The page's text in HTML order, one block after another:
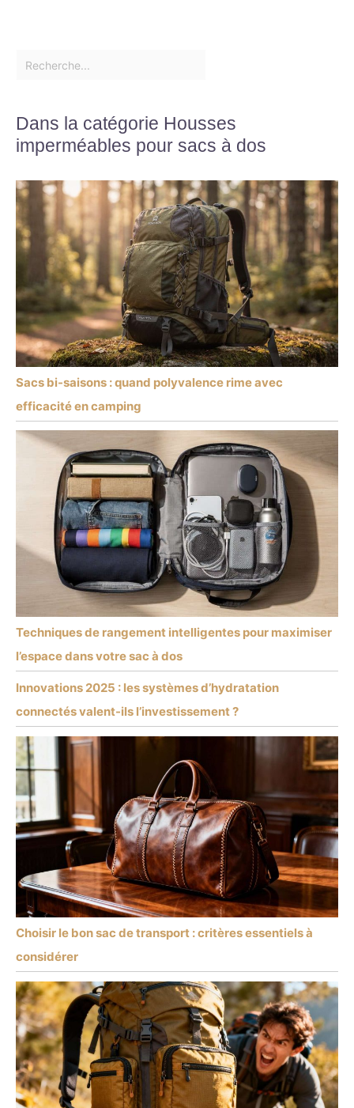
Dans la catégorie Housses
imperméables pour sacs à dos
Sacs bi-saisons : quand polyvalence rime avec
efficacité en camping
Techniques de rangement intelligentes pour maximiser
l’espace dans votre sac à dos
Innovations 2025 : les systèmes d’hydratation
connectés valent-ils l’investissement ?
Choisir le bon sac de transport : critères essentiels à
considérer